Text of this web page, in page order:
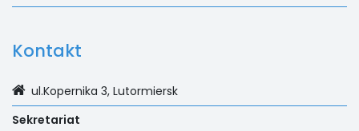
Kontakt
ul.Kopernika 3, Lutormiersk
Sekretariat